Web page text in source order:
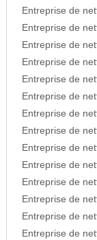
Entreprise de
Entreprise de
Entreprise de
Entreprise de
Entreprise de
Entreprise de
Entreprise de
Entreprise de
Entreprise de
Entreprise de
Entreprise de
Entreprise de
Entreprise de
Entreprise de